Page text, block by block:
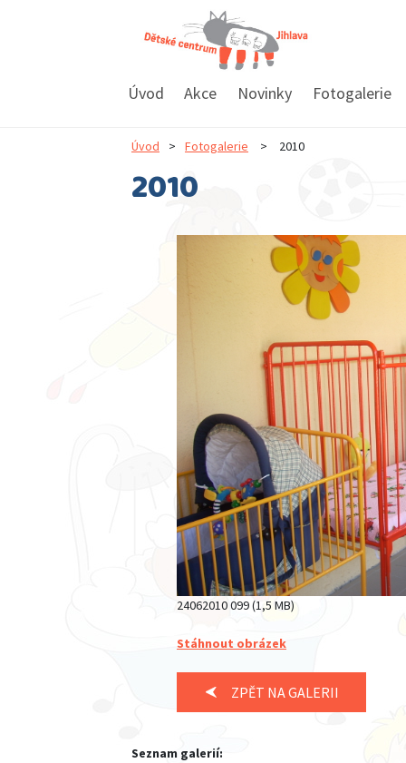
Úvod Akce Novinky Fotogalerie
Úvod > Fotogalerie > 2010
2010
24062010 099 (1,5 MB)
Stáhnout obrázek
ZPĚT NA GALERII
Seznam galerií: